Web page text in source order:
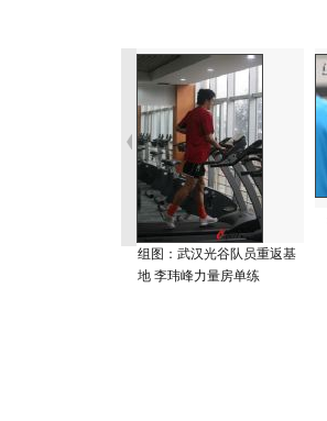
组图：武汉光谷队员重返基
地 李玮峰力量房单练